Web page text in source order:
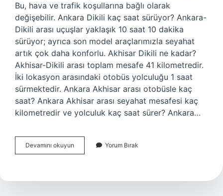
Bu, hava ve trafik koşullarına bağlı olarak
değişebilir. Ankara Dikili kaç saat sürüyor? Ankara-
Dikili arası uçuşlar yaklaşık 10 saat 10 dakika
sürüyor; ayrıca son model araçlarımızla seyahat
artık çok daha konforlu. Akhisar Dikili ne kadar?
Akhisar-Dikili arası toplam mesafe 41 kilometredir.
İki lokasyon arasındaki otobüs yolculuğu 1 saat
sürmektedir. Ankara Akhisar arası otobüsle kaç
saat? Ankara Akhisar arası seyahat mesafesi kaç
kilometredir ve yolculuk kaç saat sürer? Ankara…
Devamını okuyun
Akhisar
Kaç
Yorum Bırak